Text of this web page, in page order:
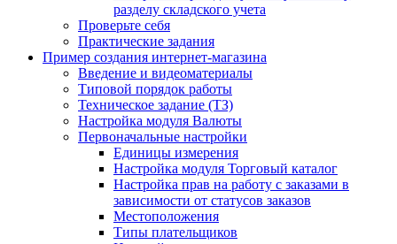
разделу складского учета
Проверьте себя
Практические задания
Пример создания интернет-магазина
Введение и видеоматериалы
Типовой порядок работы
Техническое задание (ТЗ)
Настройка модуля Валюты
Первоначальные настройки
Единицы измерения
Настройка модуля Торговый каталог
Настройка прав на работу с заказами в
зависимости от статусов заказов
Местоположения
Типы плательщиков